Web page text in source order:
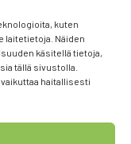
kuten
laitetietoja. Näiden
käsitellä tietoja,
tällä sivustolla.
haitallisesti